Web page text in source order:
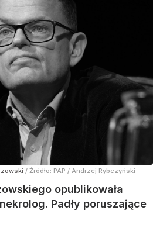
/ Źródło: PAP / Andrzej Rybczyński
opublikowała
Padły poruszające